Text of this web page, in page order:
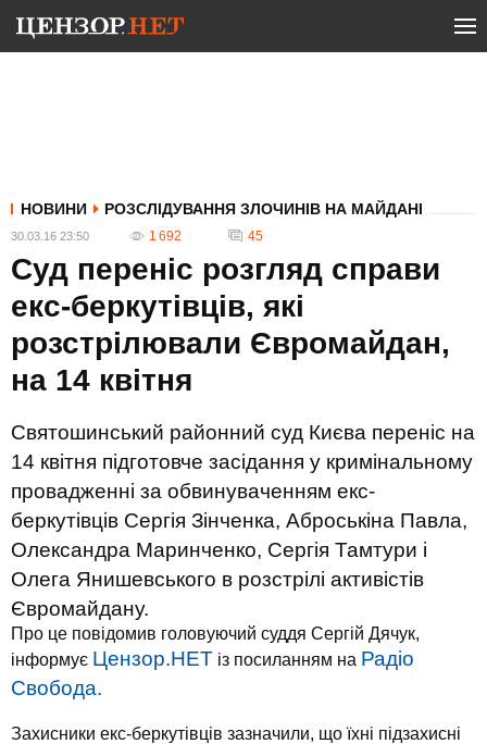
НОВИНИ РОЗСЛІДУВАННЯ ЗЛОЧИНІВ НА МАЙДАНІ
30.03.16 23:50 1 692 45
Суд переніс розгляд справи
екс-беркутівців, які
розстрілювали Євромайдан,
на 14 квітня
Святошинський районний суд Києва переніс на
14 квітня підготовче засідання у кримінальному
провадженні за обвинуваченням екс-
беркутівців Сергія Зінченка, Аброськіна Павла,
Олександра Маринченко, Сергія Тамтури і
Олега Янишевського в розстрілі активістів
Євромайдану.
Про це повідомив головуючий суддя Сергій Дячук,
інформує Цензор.НЕТ із посиланням на Радіо
Свобода.
Захисники екс-беркутівців зазначили, що їхні підзахисні